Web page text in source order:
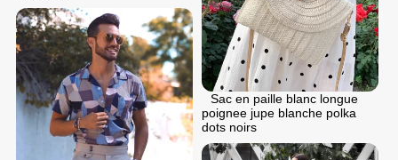
Sac en paille blanc longue
poignee jupe blanche polka
dots noirs